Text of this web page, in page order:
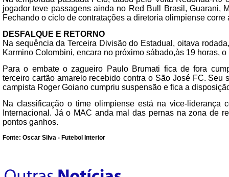
jogador teve passagens ainda no Red Bull Brasil, Guarani,
Fechando o ciclo de contratações a diretoria olimpiense corre
DESFALQUE E RETORNO
Na sequência da Terceira Divisão do Estadual, oitava
Karmino Colombini, encara no próximo sábado,às 19 horas,
Para o embate o zagueiro Paulo Brumati fica de fora
terceiro cartão amarelo recebido contra o São José FC. Seu
campista Roger Goiano cumpriu suspensão e fica a
Na classificação o time olimpiense está na vice-liderança
Internacional. Já o MAC anda mal das pernas na zona de
pontos ganhos.
Fonte: Oscar Silva - Futebol Interior